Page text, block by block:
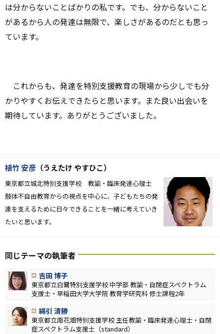
は分からないことばかりの私です。でも、分からないこと
があるから人の発達は無限で、楽しさがあるのだとも思っ
ています。
これからも、発達を特別支援教育の現場から少しでも分
かりやすくお伝えできたらと思います。また良い出会いを
期待しています。ありがとうございました。
植竹 安彦 （うえたけ やすひこ）
東京都立城北特別支援学校 教諭・臨床発達心理士
肢体不自由教育からの視点を中心に、子どもたちの発
達を支えるために日々できることを一緒に考えていき
たいと思います。
同じテーマの執筆者
吉田 博子
東京都立白鷺特別支援学校 中学部 教諭・自閉症スペクトラム
支援士・早稲田大学大学院 教育学研究科 修士課程2年
綿引 清勝
東京都立南花畑特別支援学校 主任教諭・臨床発達心理士・自閉
症スペクトラム支援士（standard）